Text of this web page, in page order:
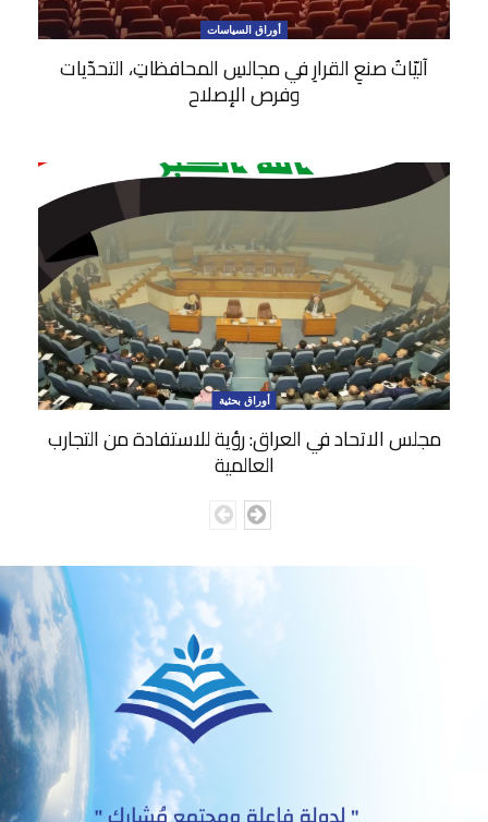
أوراق السياسات
آليّاتُ صنعِ القرارِ في مجالسِ المحافظاتِ، التحدّيات
وفرص الإصلاح
أوراق بحثية
مجلس الاتحاد في العراق: رؤية للاستفادة من التجارب
العالمية